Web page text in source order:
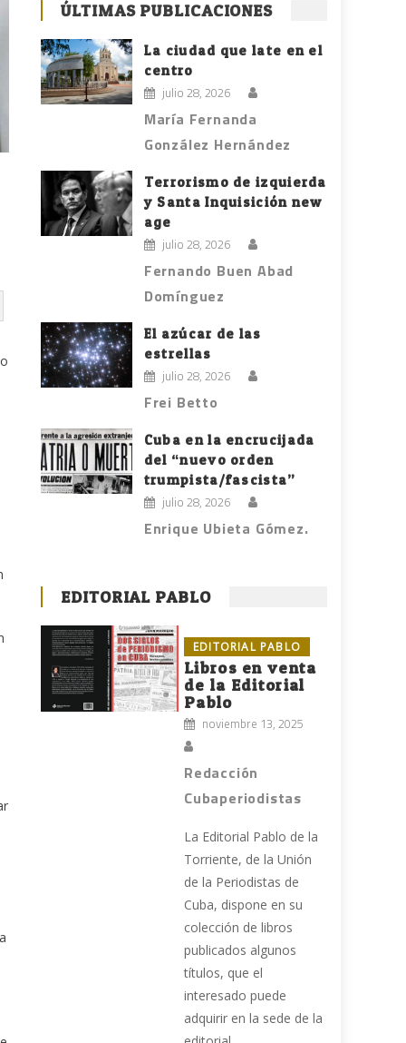
ÚLTIMAS PUBLICACIONES
La ciudad que late en el
centro
julio 28, 2026
María Fernanda
González Hernández
Terrorismo de izquierda
y Santa Inquisición new
age
julio 28, 2026
Fernando Buen Abad
Domínguez
El azúcar de las
estrellas
julio 28, 2026
Frei Betto
Cuba en la encrucijada
del “nuevo orden
trumpista/fascista”
julio 28, 2026
Enrique Ubieta Gómez.
EDITORIAL PABLO
EDITORIAL PABLO
Libros en venta
de la Editorial
Pablo
noviembre 13, 2025
Redacción
Cubaperiodistas
La Editorial Pablo de la
Torriente, de la Unión
de la Periodistas de
Cuba, dispone en su
colección de libros
publicados algunos
títulos, que el
interesado puede
adquirir en la sede de la